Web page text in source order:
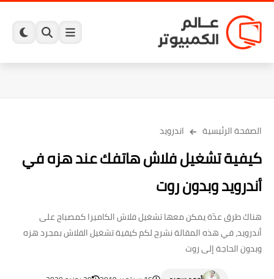
الصفحة الرئيسية اندرويد
كيفية تشغيل فلاش هاتفك عند هزه في
أندرويد وبدون روت
هناك طرق عدّة يمكن معها تشغيل فلاش الكاميرا كمصباح على
أندرويد، في هذه المقالة نشرح لكم كيفية تشغيل الفلاش بمجرد هزه
وبدون الحاجة إلى روت